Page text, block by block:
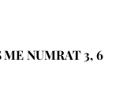
ME NUMRAT 3, 6